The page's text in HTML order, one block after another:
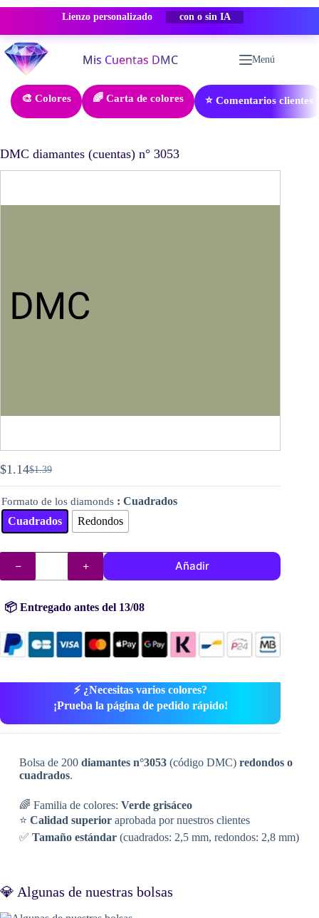
Lienzo personalizado -50% DESCUENTO
Saltar
al
contenido
Menú
🎨 Colores 🌈 Carta de colores ⭐ Comentarios clientes
DMC diamantes (cuentas) n° 3053
$1.39
El
precio
original
era:
$1.39.
$1.14El
precio
actual
es:
$1.14.
Formato de los diamonds : Cuadrados
Cuadrados
Redondos
DMC
diamantes
(cuentas)
3053
Añadir
📦 Entregado antes del 13/08
⚡ ¿Necesitas varios colores?
¡Prueba la página de pedido rápido!
Bolsa de 200 diamantes n°3053(código DMC) redondos o
cuadrados.
🌈 Familia de colores: Verde grisáceo
⭐ Calidad superioraprobada por nuestros clientes
✅ Tamaño estándar(cuadrados: 2,5 mm, redondos: 2,8 mm)
💎 Algunas de nuestras bolsas